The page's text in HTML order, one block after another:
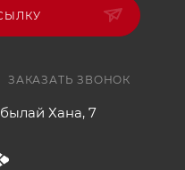
ЗАКАЗАТЬ ЗВОНОК
Хана, 7